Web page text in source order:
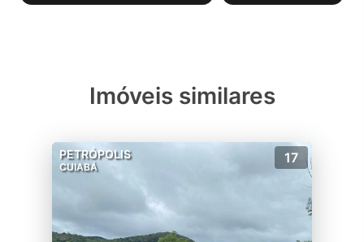
Imóveis similares
PETRÓPOLIS
CUIABÁ
17